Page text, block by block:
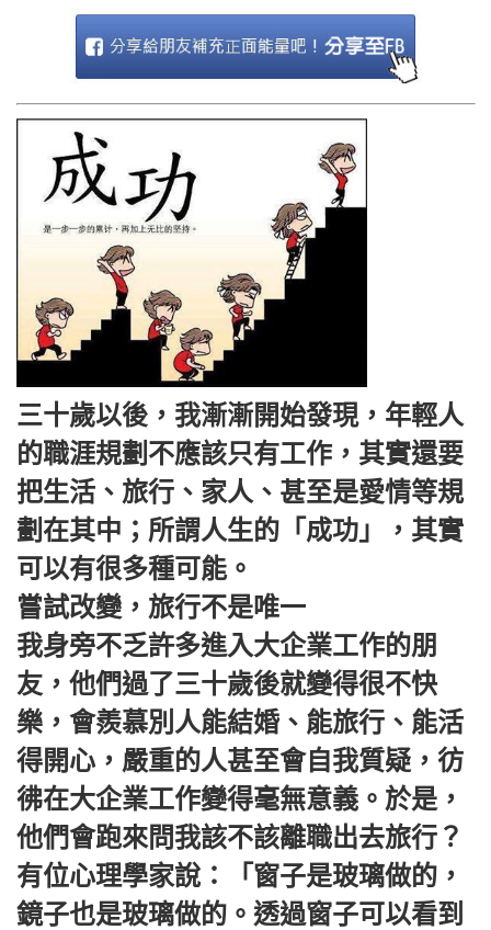
三十歲以後，我漸漸開始發現，年輕人
的職涯規劃不應該只有工作，其實還要
把生活、旅行、家人、甚至是愛情等規
劃在其中；所謂人生的「成功」，其實
可以有很多種可能。
嘗試改變，旅行不是唯一
我身旁不乏許多進入大企業工作的朋
友，他們過了三十歲後就變得很不快
樂，會羨慕別人能結婚、能旅行、能活
得開心，嚴重的人甚至會自我質疑，彷
彿在大企業工作變得毫無意義。於是，
他們會跑來問我該不該離職出去旅行？
有位心理學家說：「窗子是玻璃做的，
鏡子也是玻璃做的。透過窗子可以看到